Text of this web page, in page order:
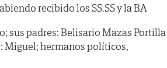
recibido los SS.SS y la BA
sus padres: Belisario Mazas Portilla
Miguel; hermanos políticos,